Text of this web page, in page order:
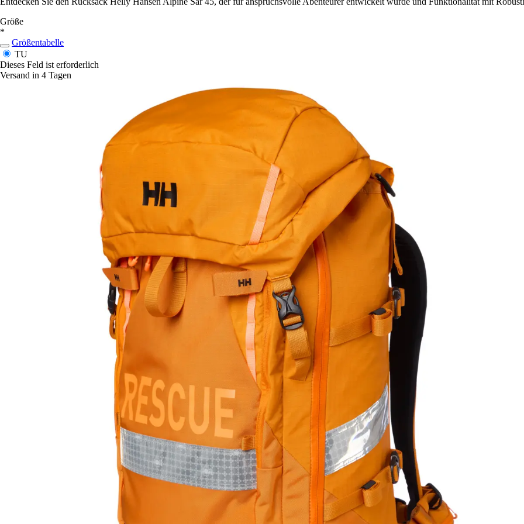
Größe
*
Größentabelle
TU
Dieses Feld ist erforderlich
Versand in 4 Tagen